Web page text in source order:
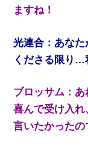
ますね！
光連合：あな
くださる限り…
ブロッサム：
喜んで受け入
言いたかったの